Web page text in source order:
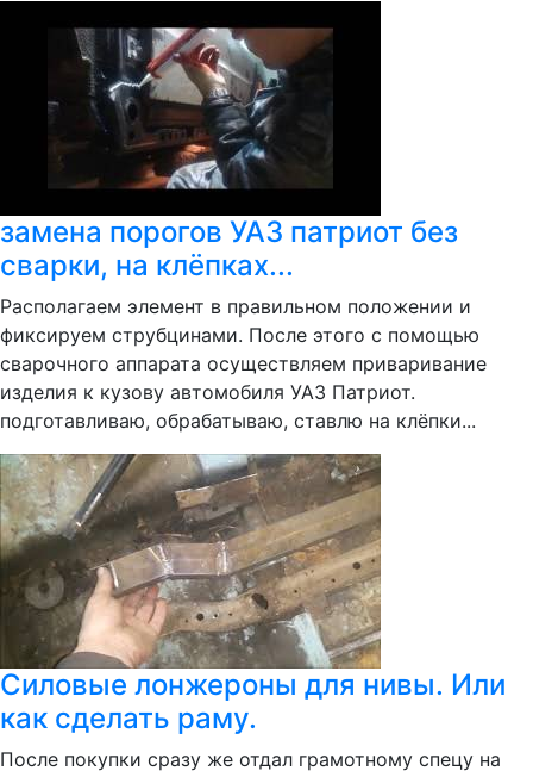
замена порогов УАЗ патриот без
сварки, на клёпках...
Располагаем элемент в правильном положении и
фиксируем струбцинами. После этого с помощью
сварочного аппарата осуществляем приваривание
изделия к кузову автомобиля УАЗ Патриот.
подготавливаю, обрабатываю, ставлю на клёпки...
Силовые лонжероны для нивы. Или
как сделать раму.
После покупки сразу же отдал грамотному спецу на